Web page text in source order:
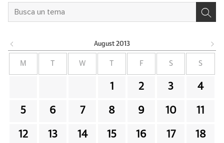
August 2013
M W F S S
1 2 3 4
5 6 7 8 9 10 11
12 13 14 15 16 17 18